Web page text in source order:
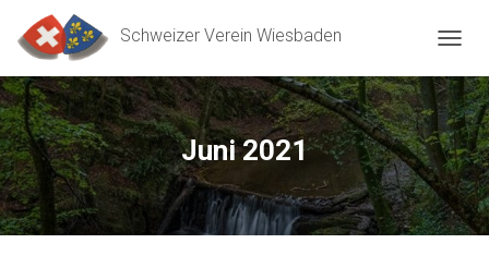
Schweizer Verein Wiesbaden
Juni 2021